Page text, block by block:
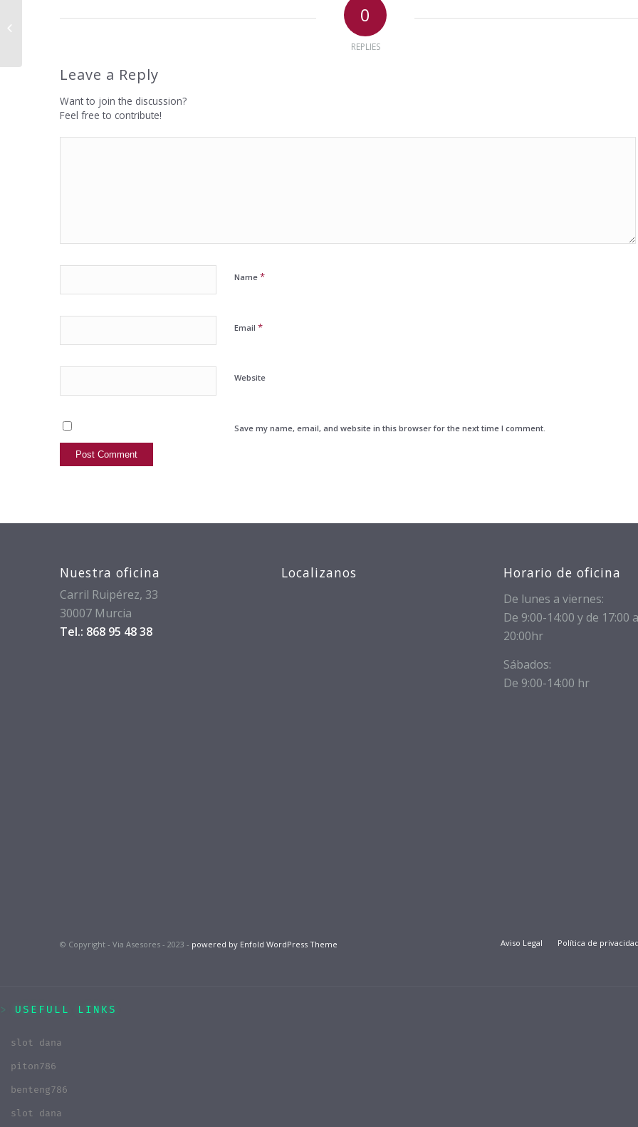
0
REPLIES
Leave a Reply
Want to join the discussion?
Feel free to contribute!
Name *
Email *
Website
Save my name, email, and website in this browser for the next time I comment.
Nuestra oficina
Carril Ruipérez, 33
30007 Murcia
Tel.: 868 95 48 38
Localizanos Horario de oficina
De lunes a viernes:
De 9:00-14:00 y de 17:00 a
20:00hr
Sábados:
De 9:00-14:00 hr
© Copyright - Via Asesores - 2023 - powered by Enfold WordPress Theme Aviso Legal Política de privacidad
USEFULL LINKS
slot dana
piton786
benteng786
slot dana